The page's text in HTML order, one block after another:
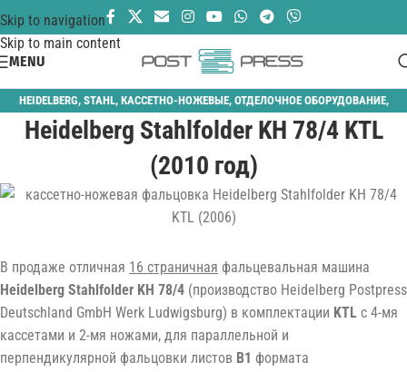
Skip to navigation
Skip to main content
MENU
HEIDELBERG, STAHL, КАССЕТНО-НОЖЕВЫЕ, ОТДЕЛОЧНОЕ ОБОРУДОВАНИЕ,
ПАЛЛЕТНЫЙ САМОНАКЛАД,ФАЛЬЦЕВАЛЬНЫЕ
Heidelberg Stahlfolder KH 78/4 KTL
(2010 год)
В продаже отличная 16 страничная фальцевальная машина
Heidelberg Stahlfolder KH 78/4 (производство Heidelberg Postpress
Deutschland GmbH Werk Ludwigsburg) в комплектации KTL с 4-мя
кассетами и 2-мя ножами, для параллельной и
перпендикулярной фальцовки листов B1 формата